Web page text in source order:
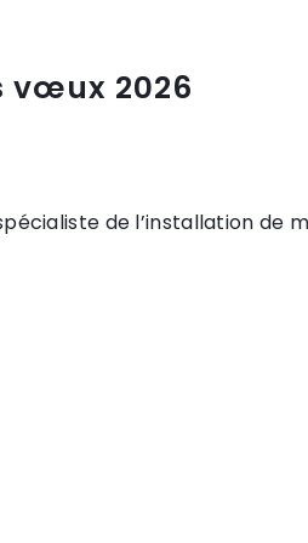
vœux 2026
de l’installation de